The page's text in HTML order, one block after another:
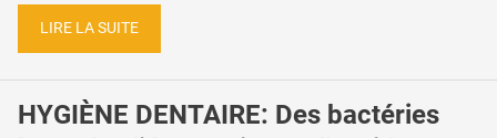
LIRE LA SUITE
HYGIÈNE DENTAIRE: Des bactéries